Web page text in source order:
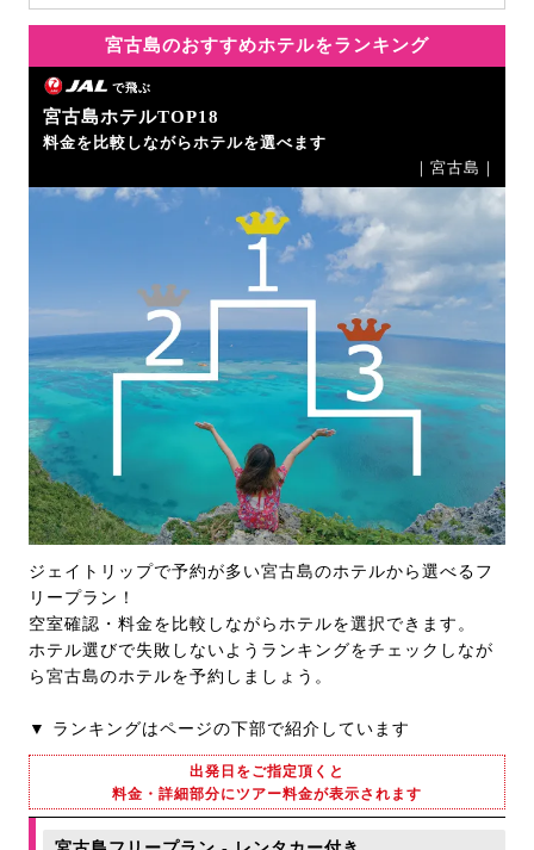
宮古島のおすすめホテルをランキング
で飛ぶ
宮古島ホテルTOP18
料金を比較しながらホテルを選べます
｜宮古島｜
ジェイトリップで予約が多い宮古島のホテルから選べるフ
リープラン！
空室確認・料金を比較しながらホテルを選択できます。
ホテル選びで失敗しないようランキングをチェックしなが
ら宮古島のホテルを予約しましょう。
▼ ランキングはページの下部で紹介しています
出発日をご指定頂くと
料金・詳細部分にツアー料金が表示されます